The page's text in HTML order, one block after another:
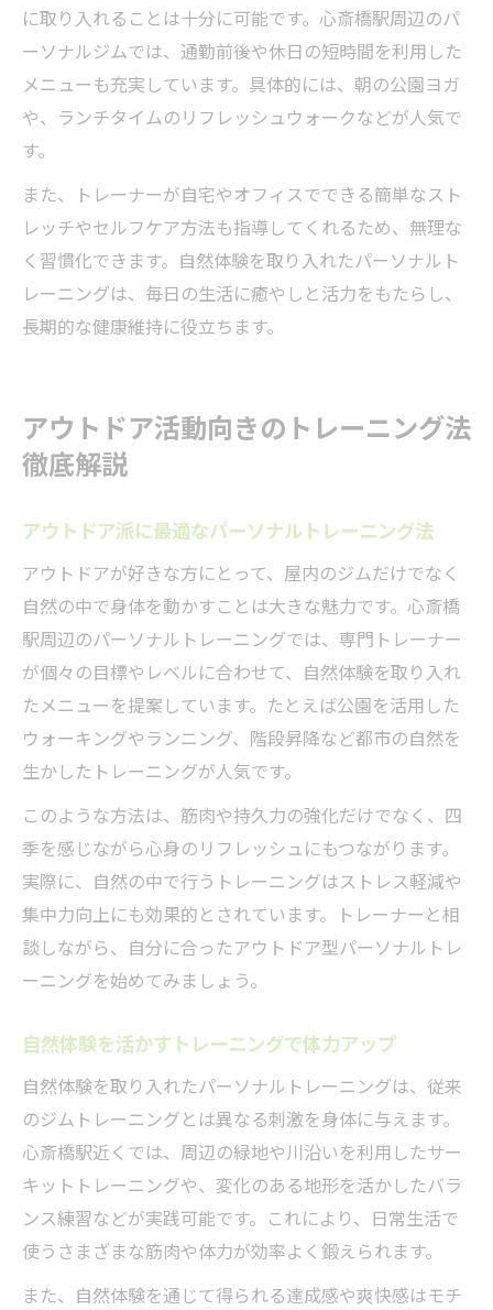
に取り入れることは十分に可能です。心斎橋駅周辺のパ
ーソナルジムでは、通勤前後や休日の短時間を利用した
メニューも充実しています。具体的には、朝の公園ヨガ
や、ランチタイムのリフレッシュウォークなどが人気で
す。
また、トレーナーが自宅やオフィスでできる簡単なスト
レッチやセルフケア方法も指導してくれるため、無理な
く習慣化できます。自然体験を取り入れたパーソナルト
レーニングは、毎日の生活に癒やしと活力をもたらし、
長期的な健康維持に役立ちます。
アウトドア活動向きのトレーニング法
徹底解説
アウトドア派に最適なパーソナルトレーニング法
アウトドアが好きな方にとって、屋内のジムだけでなく
自然の中で身体を動かすことは大きな魅力です。心斎橋
駅周辺のパーソナルトレーニングでは、専門トレーナー
が個々の目標やレベルに合わせて、自然体験を取り入れ
たメニューを提案しています。たとえば公園を活用した
ウォーキングやランニング、階段昇降など都市の自然を
生かしたトレーニングが人気です。
このような方法は、筋肉や持久力の強化だけでなく、四
季を感じながら心身のリフレッシュにもつながります。
実際に、自然の中で行うトレーニングはストレス軽減や
集中力向上にも効果的とされています。トレーナーと相
談しながら、自分に合ったアウトドア型パーソナルトレ
ーニングを始めてみましょう。
自然体験を活かすトレーニングで体力アップ
自然体験を取り入れたパーソナルトレーニングは、従来
のジムトレーニングとは異なる刺激を身体に与えます。
心斎橋駅近くでは、周辺の緑地や川沿いを利用したサー
キットトレーニングや、変化のある地形を活かしたバラ
ンス練習などが実践可能です。これにより、日常生活で
使うさまざまな筋肉や体力が効率よく鍛えられます。
また、自然体験を通じて得られる達成感や爽快感はモチ